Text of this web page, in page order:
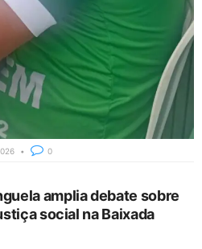
0
amplia debate sobre
social na Baixada